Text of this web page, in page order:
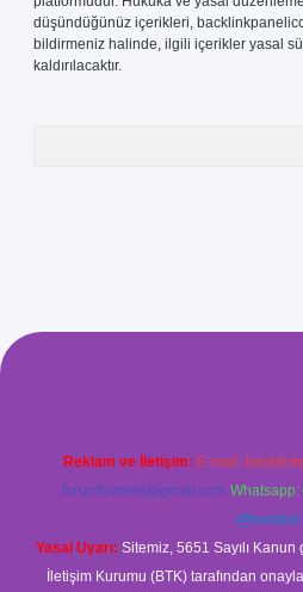
düşündüğünüz içerikleri,
bildirmeniz halinde, ilgili içerikler yasal
kaldırılacaktır.
Reklam ve İletişim: E-mail:
forumhizmeti@gmail.com
@karabul
Yasal Uyarı: Sitemiz, 5651 Sayılı
İletişim Kurumu (BTK) tarafından